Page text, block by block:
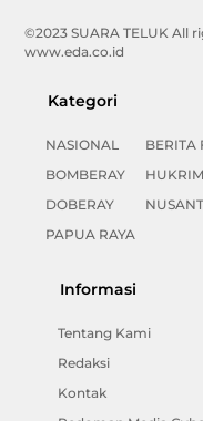
©2023 SUARA TELUK All
www.eda.co.id
Kategori
NASIONAL
BOMBERAY
DOBERAY
PAPUA RAYA
BERITA
HUKRIM
Informasi
Tentang Kami
Redaksi
Kontak